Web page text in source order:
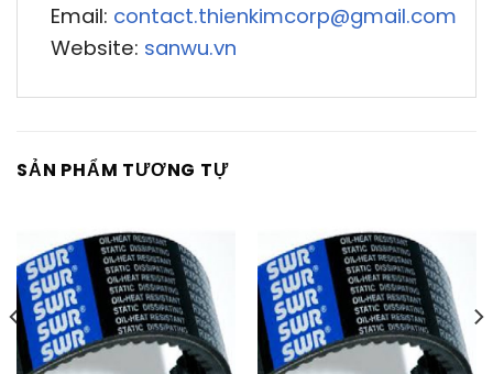
Email: contact.thienkimcorp@gmail.com
Website: sanwu.vn
SẢN PHẨM TƯƠNG TỰ